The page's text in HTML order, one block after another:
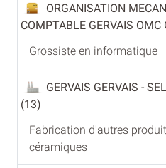
ORGANISATION
COMPTABLE GERVAIS OMC
Grossiste en informatique
GERVAIS GERVAIS -
(13)
Fabrication d'autres
céramiques